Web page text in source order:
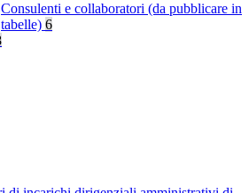
Consulenti e collaboratori (da pubblicare in
tabelle) 6